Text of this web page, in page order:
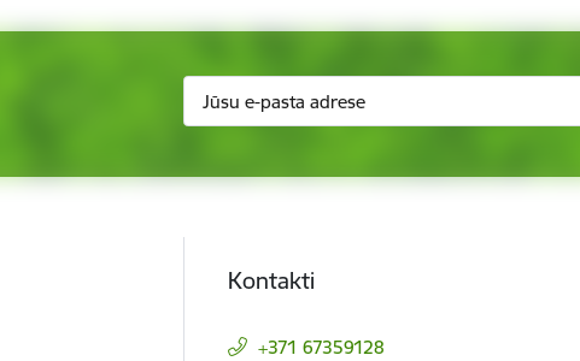
Kontakti
+371 67359128